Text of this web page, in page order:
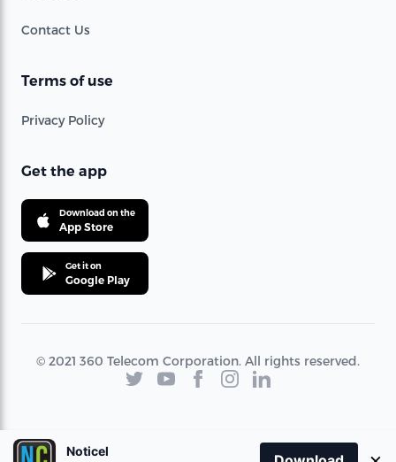
Contact Us
Terms of use
Privacy Policy
Get the app
Download on the
App Store
Get it on
Google Play
© 2021 360 Telecom Corporation. All rights reserved.
Noticel